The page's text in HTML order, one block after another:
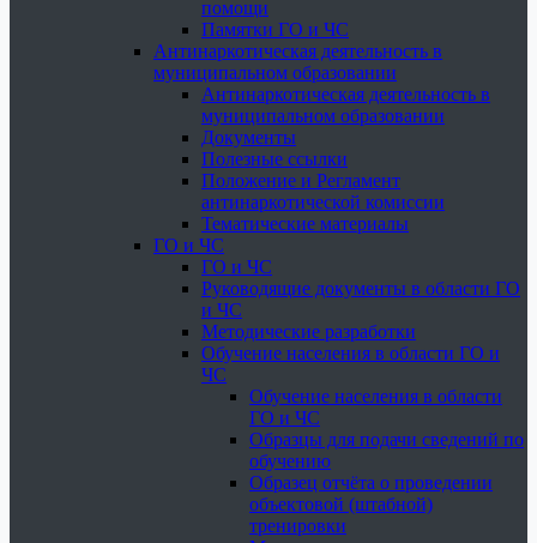
помощи
Памятки ГО и ЧС
Антинаркотическая деятельность в
муниципальном образовании
Антинаркотическая деятельность в
муниципальном образовании
Документы
Полезные ссылки
Положение и Регламент
антинаркотической комиссии
Тематические материалы
ГО и ЧС
ГО и ЧС
Руководящие документы в области ГО
и ЧС
Методические разработки
Обучение населения в области ГО и
ЧС
Обучение населения в области
ГО и ЧС
Образцы для подачи сведений по
обучению
Образец отчёта о проведении
объектовой (штабной)
тренировки